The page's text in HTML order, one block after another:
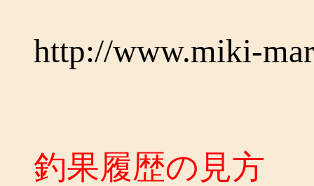
http://www.miki-
釣果履歴の見方